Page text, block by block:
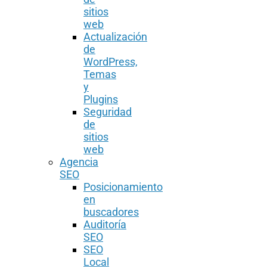
sitios
web
Actualización
de
WordPress,
Temas
y
Plugins
Seguridad
de
sitios
web
Agencia
SEO
Posicionamiento
en
buscadores
Auditoría
SEO
SEO
Local